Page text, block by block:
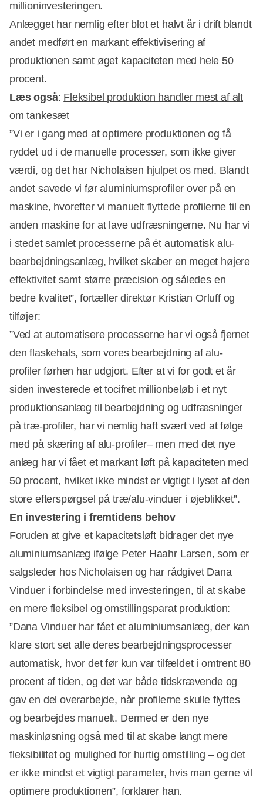
millioninvesteringen.
Anlægget har nemlig efter blot et halvt år i drift blandt
andet medført en markant effektivisering af
produktionen samt øget kapaciteten med hele 50
procent.
Læs også: Fleksibel produktion handler mest af alt
om tankesæt
”Vi er i gang med at optimere produktionen og få
ryddet ud i de manuelle processer, som ikke giver
værdi, og det har Nicholaisen hjulpet os med. Blandt
andet savede vi før aluminiumsprofiler over på en
maskine, hvorefter vi manuelt flyttede profilerne til en
anden maskine for at lave udfræsningerne. Nu har vi
i stedet samlet processerne på ét automatisk alu-
bearbejdningsanlæg, hvilket skaber en meget højere
effektivitet samt større præcision og således en
bedre kvalitet”, fortæller direktør Kristian Orluff og
tilføjer:
”Ved at automatisere processerne har vi også fjernet
den flaskehals, som vores bearbejdning af alu-
profiler førhen har udgjort. Efter at vi for godt et år
siden investerede et tocifret millionbeløb i et nyt
produktionsanlæg til bearbejdning og udfræsninger
på træ-profiler, har vi nemlig haft svært ved at følge
med på skæring af alu-profiler– men med det nye
anlæg har vi fået et markant løft på kapaciteten med
50 procent, hvilket ikke mindst er vigtigt i lyset af den
store efterspørgsel på træ/alu-vinduer i øjeblikket”.
En investering i fremtidens behov
Foruden at give et kapacitetsløft bidrager det nye
aluminiumsanlæg ifølge Peter Haahr Larsen, som er
salgsleder hos Nicholaisen og har rådgivet Dana
Vinduer i forbindelse med investeringen, til at skabe
en mere fleksibel og omstillingsparat produktion:
”Dana Vinduer har fået et aluminiumsanlæg, der kan
klare stort set alle deres bearbejdningsprocesser
automatisk, hvor det før kun var tilfældet i omtrent 80
procent af tiden, og det var både tidskrævende og
gav en del overarbejde, når profilerne skulle flyttes
og bearbejdes manuelt. Dermed er den nye
maskinløsning også med til at skabe langt mere
fleksibilitet og mulighed for hurtig omstilling – og det
er ikke mindst et vigtigt parameter, hvis man gerne vil
optimere produktionen”, forklarer han.